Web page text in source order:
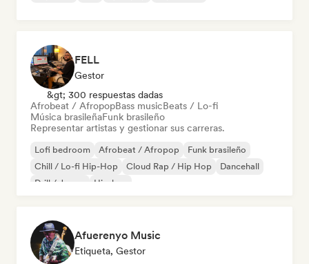
FELL
Gestor
&gt; 300 respuestas dadas
Afrobeat / AfropopBass musicBeats / Lo-fi
Música brasileñaFunk brasileño
Representar artistas y gestionar sus carreras.
Lofi bedroom Afrobeat / Afropop
Funk brasileño
Chill / Lo-fi Hip-Hop
Cloud Rap / Hip Hop
Dancehall
Drill / Jersey
Hip-hop
Afuerenyo Music
Etiqueta, Gestor